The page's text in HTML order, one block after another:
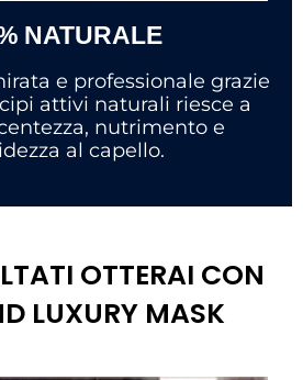
NATURALE
e professionale grazie
attivi naturali riesce a
nutrimento e
al capello.
OTTERAI CON
LUXURY MASK